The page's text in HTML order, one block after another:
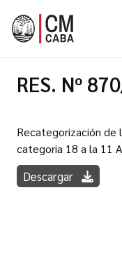
RES. Nº
Recategorización de
categoria 18 a la 11
Descargar